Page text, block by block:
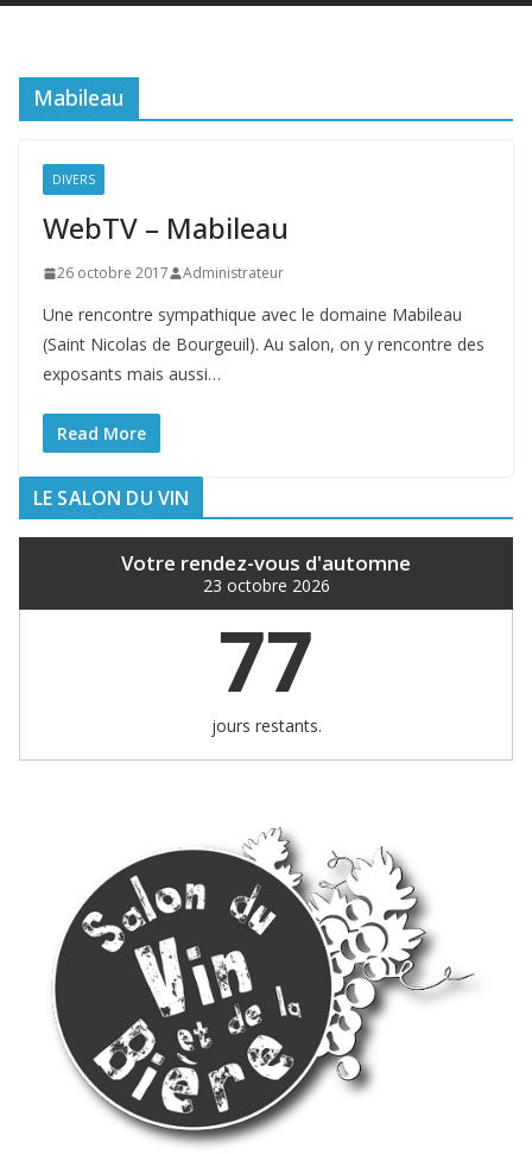
Mabileau
DIVERS
WebTV – Mabileau
26 octobre 2017 Administrateur
Une rencontre sympathique avec le domaine Mabileau
(Saint Nicolas de Bourgeuil). Au salon, on y rencontre des
exposants mais aussi…
Read More
LE SALON DU VIN
Votre rendez-vous d'automne
23 octobre 2026
77
jours restants.